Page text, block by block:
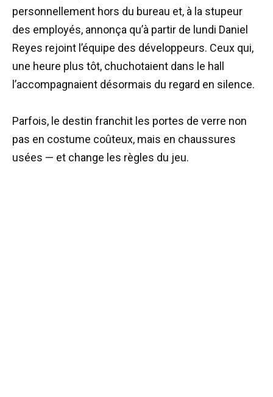
personnellement hors du bureau et, à la stupeur
des employés, annonça qu’à partir de lundi Daniel
Reyes rejoint l’équipe des développeurs. Ceux qui,
une heure plus tôt, chuchotaient dans le hall
l’accompagnaient désormais du regard en silence.
Parfois, le destin franchit les portes de verre non
pas en costume coûteux, mais en chaussures
usées — et change les règles du jeu.